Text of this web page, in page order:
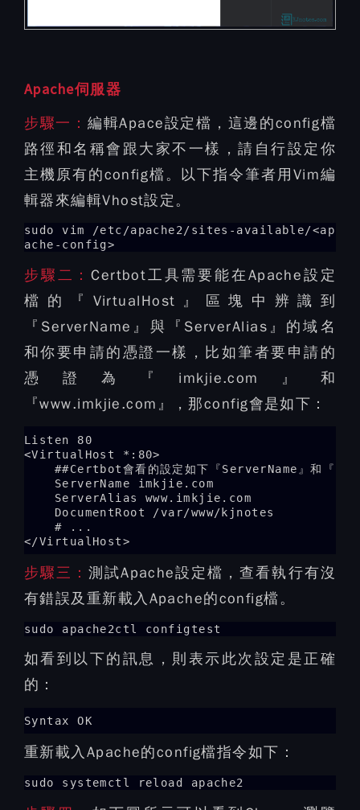
Apache伺服器
步驟一： 編輯Apace設定檔，這邊的config檔
路徑和名稱會跟大家不一樣，請自行設定你
主機原有的config檔。以下指令筆者用Vim編
輯器來編輯Vhost設定。
sudo vim /etc/apache2/sites-available/<ap
ache-config>
步驟二：Certbot工具需要能在Apache設定
檔的『VirtualHost』區塊中辨識到
『ServerName』與『ServerAlias』的域名
和你要申請的憑證一樣，比如筆者要申請的
憑證為『imkjie.com』和
『www.imkjie.com』，那config會是如下：
Listen 80
<VirtualHost *:80>
##Certbot會看的設定如下『ServerName』和『
    ServerName imkjie.com
    ServerAlias www.imkjie.com
    DocumentRoot /var/www/kjnotes
    # ...
</VirtualHost>
步驟三：測試Apache設定檔，查看執行有沒
有錯誤及重新載入Apache的config檔。
sudo apache2ctl configtest
如看到以下的訊息，則表示此次設定是正確
的：
Syntax OK
重新載入Apache的config檔指令如下：
sudo systemctl reload apache2